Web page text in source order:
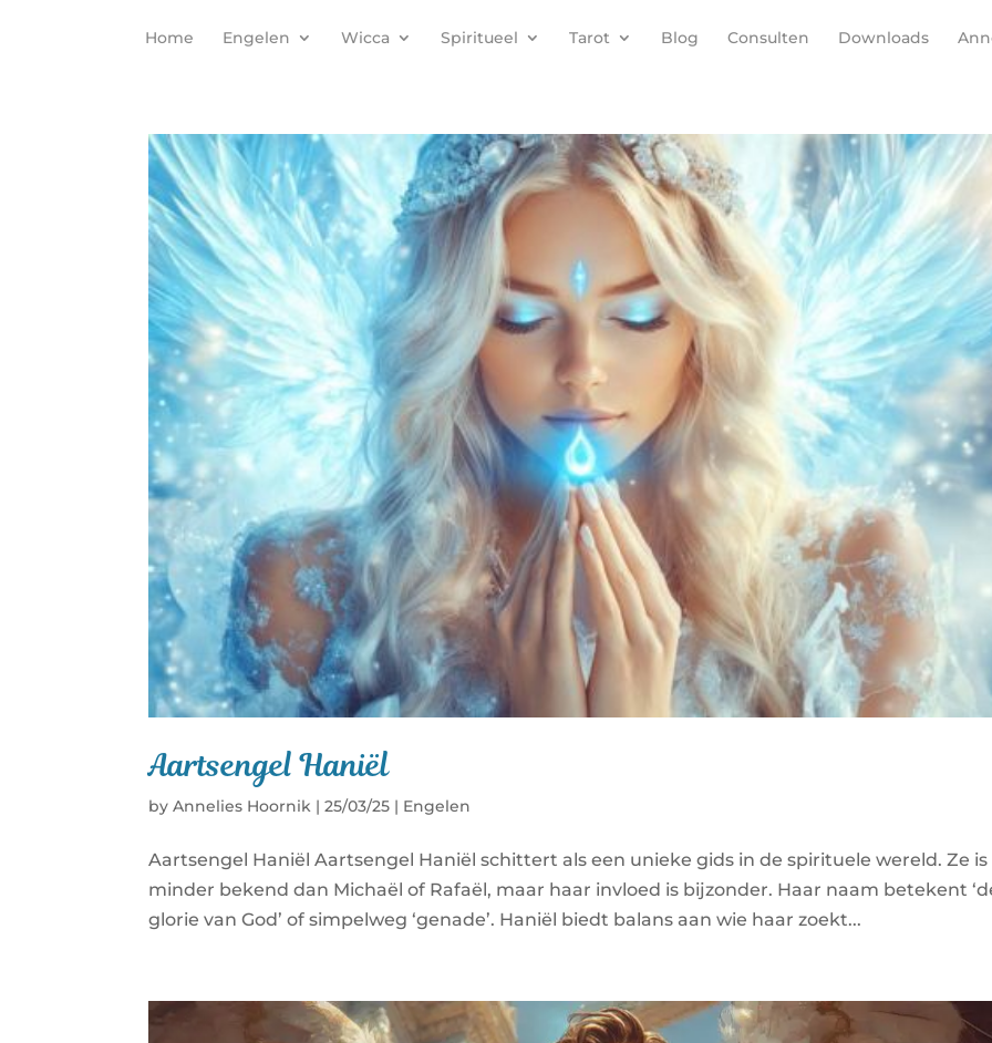
Home Engelen Wicca Spiritueel Tarot Blog Consulten Downloads
Aartsengel Haniël
byAnnelies Hoornik |25/03/25 | Engelen
Aartsengel Haniël Aartsengel Haniël schittert als een unieke gids in de spirituele wereld. Ze is
minder bekend dan Michaël of Rafaël, maar haar invloed is bijzonder. Haar naam betekent
glorie van God’ of simpelweg ‘genade’. Haniël biedt balans aan wie haar zoekt...